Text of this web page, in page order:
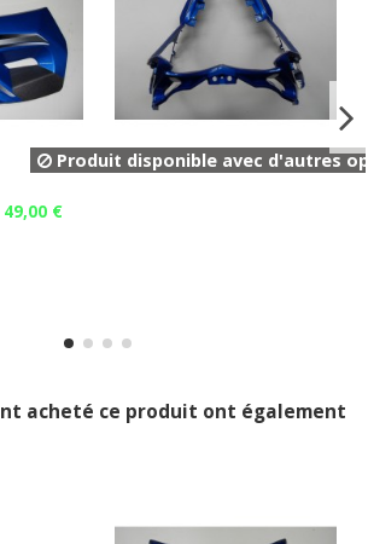
49,00 €
Produit disponible avec d'autres
acheté ce produit ont également